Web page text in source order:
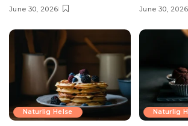
June 30, 2026 June 30, 2026
Naturlig Helse Naturlig